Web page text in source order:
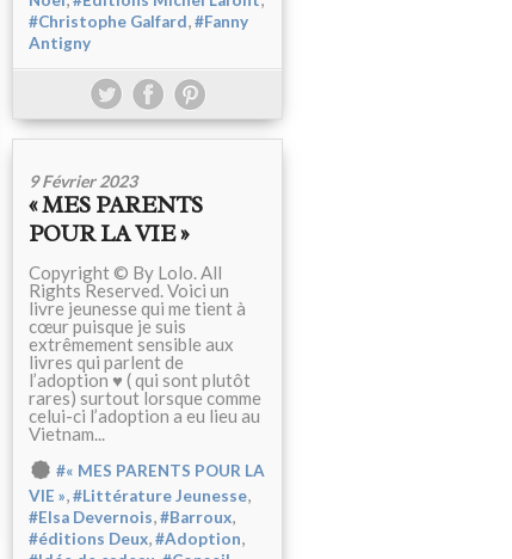
#Christophe Galfard,#Fanny
Antigny
9 Février 2023
« MES PARENTS
POUR LA VIE »
Copyright © By Lolo. All
Rights Reserved. Voici un
livre jeunesse qui me tient à
cœur puisque je suis
extrêmement sensible aux
livres qui parlent de
l’adoption ♥️ ( qui sont plutôt
rares) surtout lorsque comme
celui-ci l’adoption a eu lieu au
Vietnam...
#« MES PARENTS POUR LA
VIE »,#Littérature Jeunesse,
#Elsa Devernois,#Barroux,
#éditions Deux,#Adoption,